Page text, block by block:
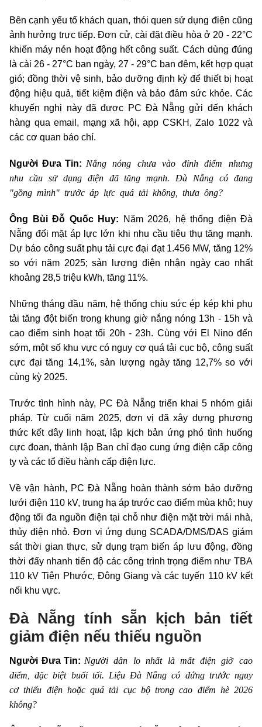
Bên cạnh yếu tố khách quan, thói quen sử dụng điện cũng
ảnh hưởng trực tiếp. Đơn cử, cài đặt điều hòa ở 20 - 22°C
khiến máy nén hoạt động hết công suất. Cách dùng đúng
là cài 26 - 27°C ban ngày, 27 - 29°C ban đêm, kết hợp quạt
gió; đồng thời vệ sinh, bảo dưỡng định kỳ để thiết bị hoạt
động hiệu quả, tiết kiệm điện và bảo đảm sức khỏe. Các
khuyến nghị này đã được PC Đà Nẵng gửi đến khách
hàng qua email, mạng xã hội, app CSKH, Zalo 1022 và
các cơ quan báo chí.
Người Đưa Tin: Nắng nóng chưa vào đỉnh điểm nhưng
nhu cầu sử dụng điện đã tăng mạnh. Đà Nẵng có đang
"gồng mình" trước áp lực quá tải không, thưa ông?
Ông Bùi Đỗ Quốc Huy:
Năm 2026, hệ thống điện Đà
Nẵng đối mặt áp lực lớn khi nhu cầu tiêu thụ tăng mạnh.
Dự báo công suất phụ tải cực đại đạt 1.456 MW, tăng 12%
so với năm 2025; sản lượng điện nhận ngày cao nhất
khoảng 28,5 triệu kWh, tăng 11%.
Những tháng đầu năm, hệ thống chịu sức ép kép khi phụ
tải tăng đột biến trong khung giờ nắng nóng 13h - 15h và
cao điểm sinh hoạt tối 20h - 23h. Cùng với El Nino đến
sớm, một số khu vực có nguy cơ quá tải cục bộ, công suất
cực đại tăng 14,1%, sản lượng ngày tăng 12,7% so với
cùng kỳ 2025.
Trước tình hình này, PC Đà Nẵng triển khai 5 nhóm giải
pháp. Từ cuối năm 2025, đơn vị đã xây dựng phương
thức kết dây linh hoạt, lập kịch bản ứng phó tình huống
cực đoan, thành lập Ban chỉ đạo cung ứng điện cấp công
ty và các tổ điều hành cấp điện lực.
Về vận hành, PC Đà Nẵng hoàn thành sớm bảo dưỡng
lưới điện 110 kV, trung hạ áp trước cao điểm mùa khô; huy
động tối đa nguồn điện tại chỗ như điện mặt trời mái nhà,
thủy điện nhỏ. Đơn vị ứng dụng SCADA/DMS/DAS giám
sát thời gian thực, sử dụng trạm biến áp lưu động, đồng
thời đẩy nhanh tiến độ các công trình trọng điểm như TBA
110 kV Tiên Phước, Đông Giang và các tuyến 110 kV kết
nối khu vực.
Đà Nẵng tính sẵn kịch bản tiết
giảm điện nếu thiếu nguồn
Người Đưa Tin: Người dân lo nhất là mất điện giờ cao
điểm, đặc biệt buổi tối. Liệu Đà Nẵng có đứng trước nguy
cơ thiếu điện hoặc quá tải cục bộ trong cao điểm hè 2026
không?